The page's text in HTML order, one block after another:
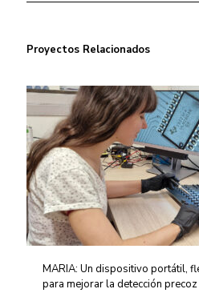
Proyectos Relacionados
MARIA: Un dispositivo portátil,
para mejorar la detección